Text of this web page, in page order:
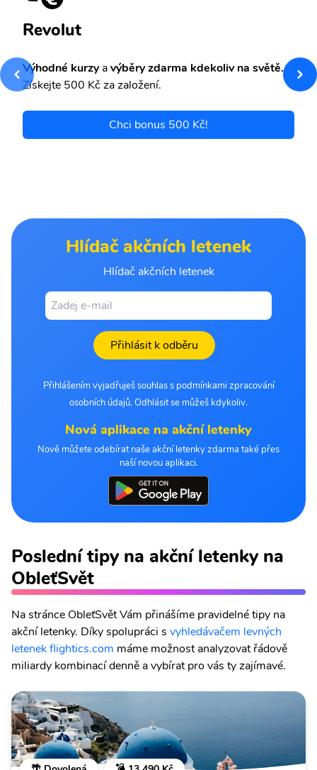
Revolut
Výhodné kurzyavýběry zdarma kdekoliv na světě.
Získejte 500 Kč za založení.
Chci bonus 500 Kč!
Hlídač akčních letenek
Hlídač akčních letenek
Přihlásit k odběru
Přihlášením vyjadřuješ souhlas s podmínkami zpracování
osobních údajů. Odhlásit se můžeš kdykoliv.
Nová aplikace na akční letenky
Nově můžete odebírat naše akční letenky zdarma také přes
naší novou aplikaci.
Poslední tipy na akční letenky na
ObleťSvět
Na stránce ObleťSvět Vám přinášíme pravidelné tipy na
akční letenky. Díky spolupráci s vyhledávačem levných
letenek flightics.com máme možnost analyzovat řádově
miliardy kombinací denně a vybírat pro vás ty zajímavé.